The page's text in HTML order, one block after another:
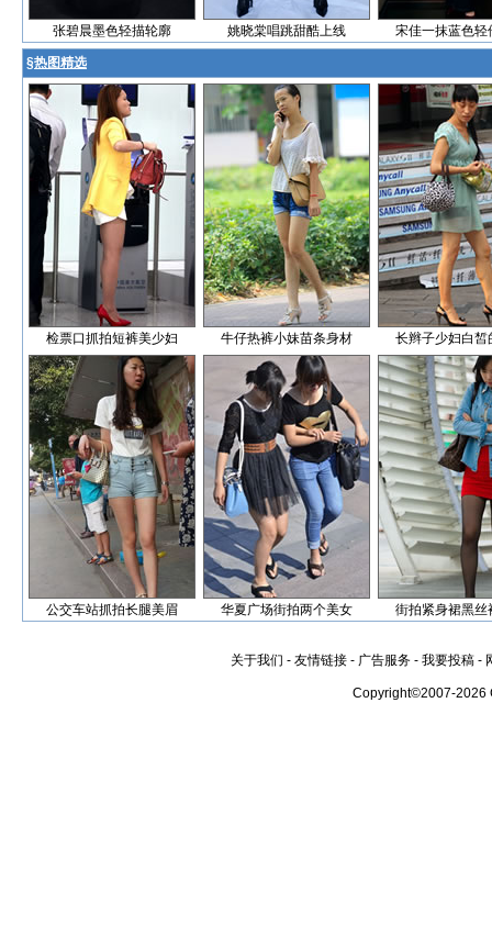
张碧晨墨色轻描轮廓 姚晓棠唱跳甜酷上线 宋佳一抹蓝色轻
§热图精选
检票口抓拍短裤美少妇 牛仔热裤小妹苗条身材 长辫子少妇白皙
公交车站抓拍长腿美眉 华夏广场街拍两个美女 街拍紧身裙黑丝
关于我们 - 友情链接 - 广告服务 - 我要投稿 -
Copyright©2007-2026